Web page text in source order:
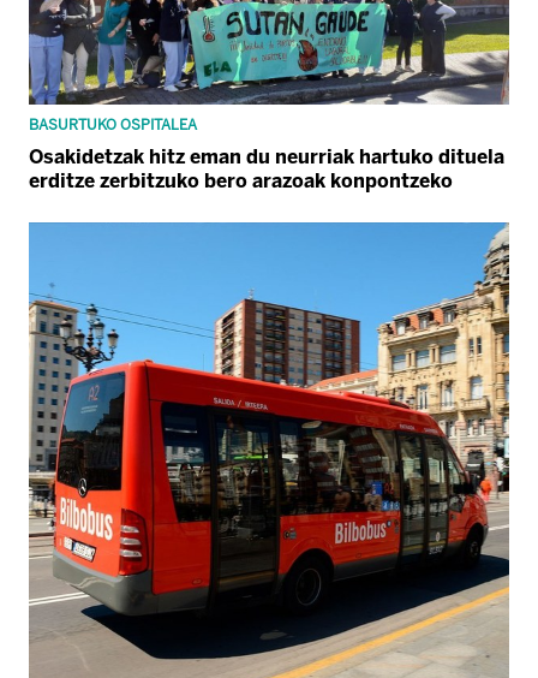
BASURTUKO OSPITALEA
Osakidetzak hitz eman du neurriak hartuko dituela
erditze zerbitzuko bero arazoak konpontzeko